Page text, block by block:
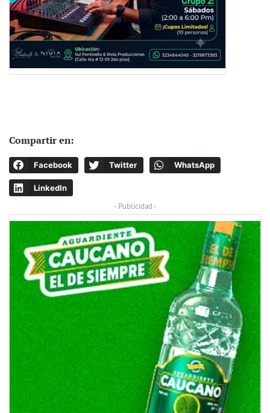
Compartir en:
Facebook Twitter WhatsApp
LinkedIn
- Publicidad -